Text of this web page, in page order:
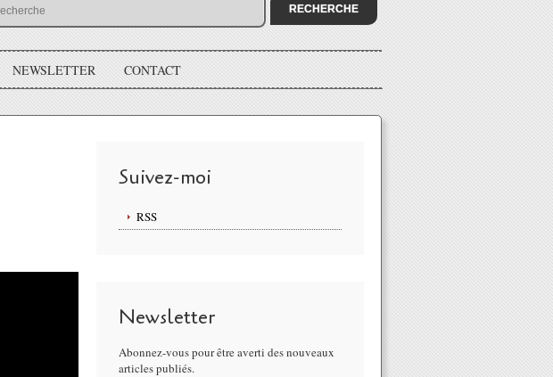
NEWSLETTER CONTACT
Suivez-moi
RSS
Newsletter
Abonnez-vous pour être averti des nouveaux
articles publiés.